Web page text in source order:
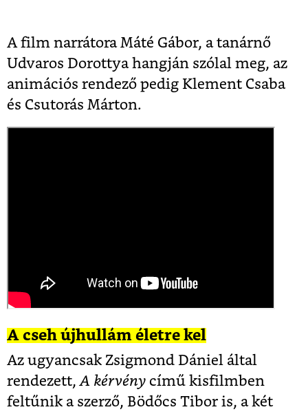
A film narrátora Máté Gábor, a tanárnő
Udvaros Dorottya hangján szólal meg, az
animációs rendező pedig Klement Csaba
és Csutorás Márton.
A cseh újhullám életre kel
Az ugyancsak Zsigmond Dániel által
rendezett, A kérvény című kisfilmben
feltűnik a szerző, Bödőcs Tibor is, a két